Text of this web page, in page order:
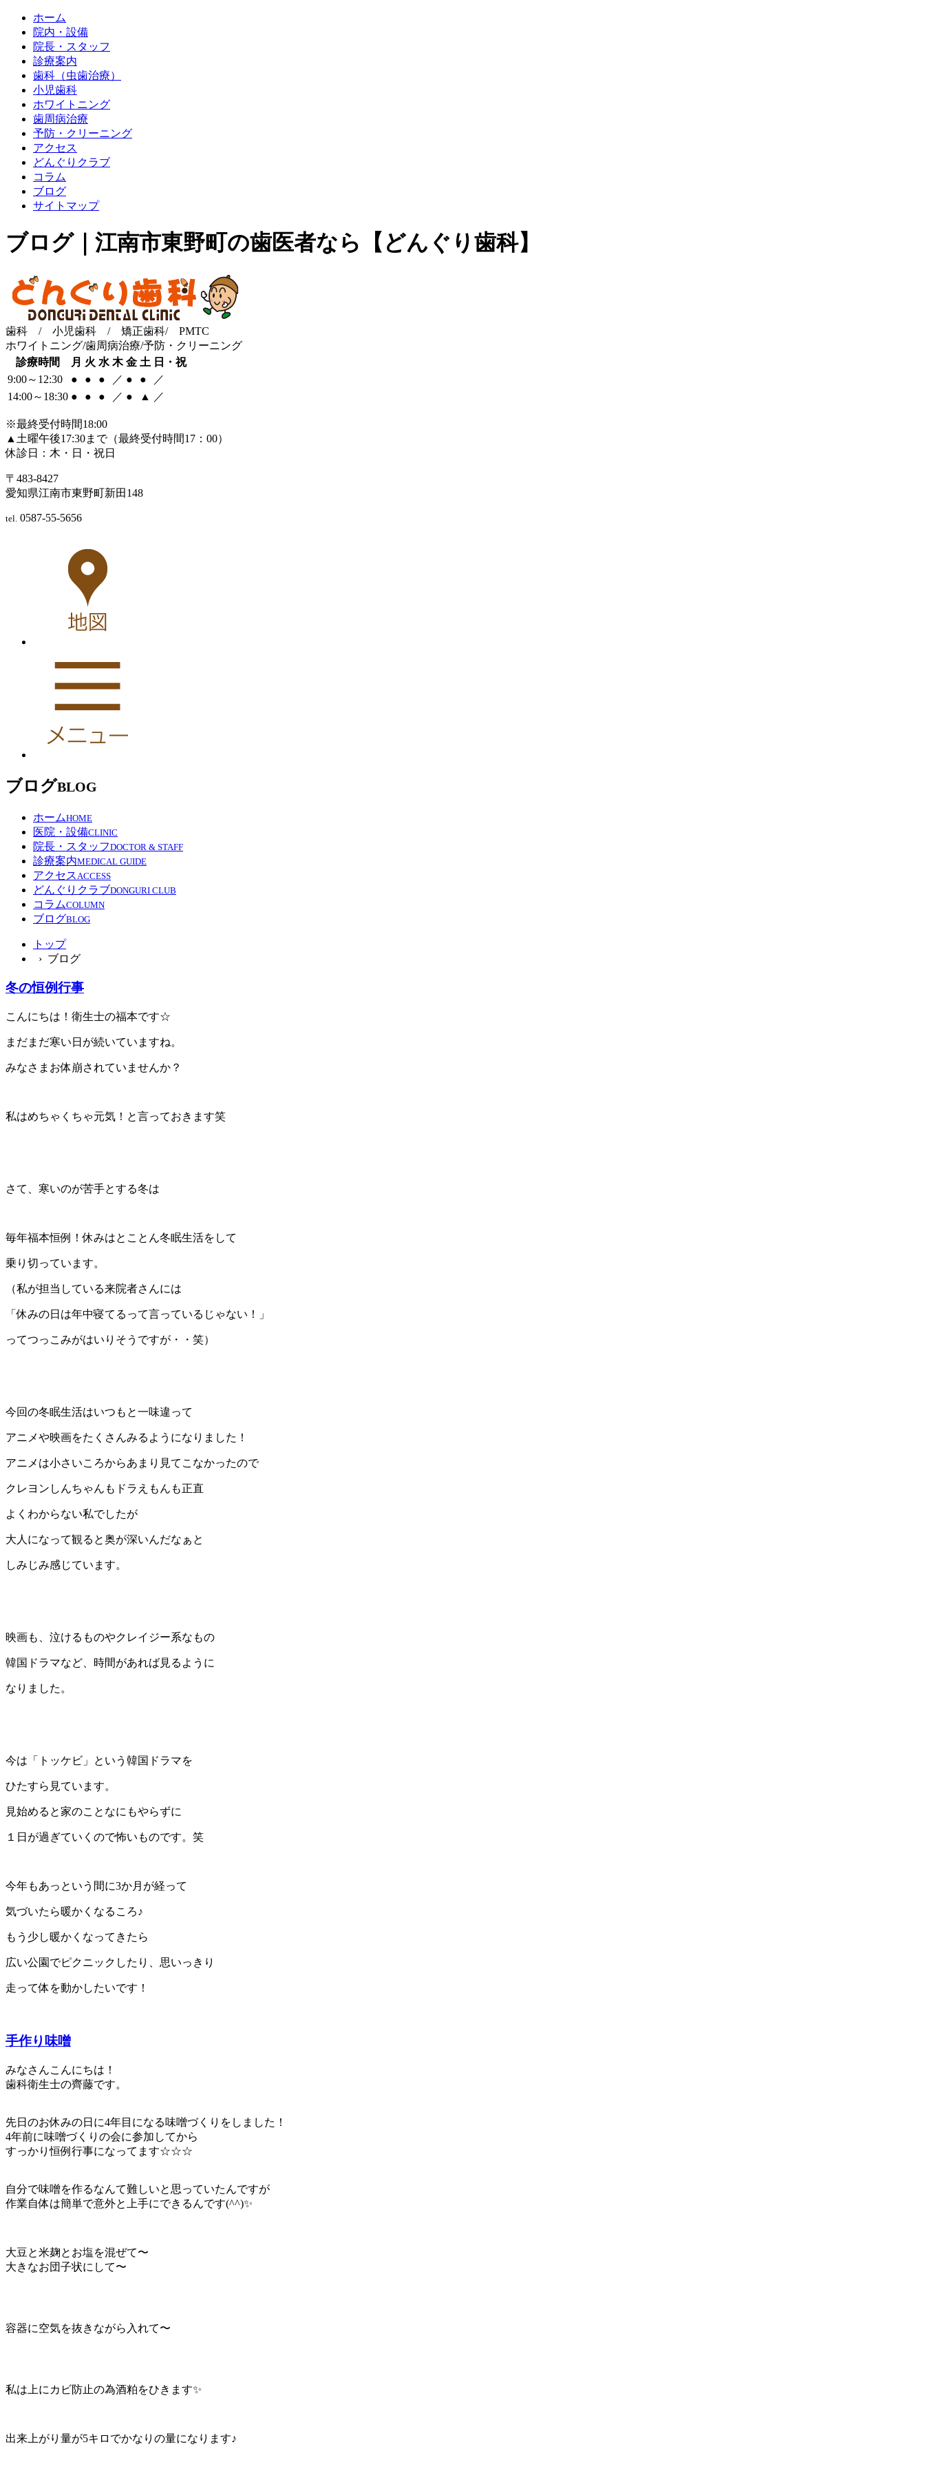
ホーム
院内・設備
院長・スタッフ
診療案内
歯科（虫歯治療）
小児歯科
ホワイトニング
歯周病治療
予防・クリーニング
アクセス
どんぐりクラブ
コラム
ブログ
サイトマップ
ブログ｜江南市東野町の歯医者なら【どんぐり歯科】
歯科 / 小児歯科 / 矯正歯科/ PMTC
ホワイトニング/歯周病治療/予防・クリーニング
診療時間
月 火 水 木 金 土 日・祝
9:00～12:30
● ● ● ／ ● ●
／
14:00～18:30 ● ● ● ／ ● ▲ ／
※最終受付時間18:00
▲土曜午後17:30まで（最終受付時間17：00）
休診日：木・日・祝日
〒483-8427
愛知県江南市東野町新田148
tel. 0587-55-5656
ブログBLOG
ホームHOME
医院・設備CLINIC
院長・スタッフDOCTOR & STAFF
診療案内MEDICAL GUIDE
アクセス ACCESS
どんぐりクラブDONGURI CLUB
コラムCOLUMN
ブログBLOG
トップ
› ブログ
冬の恒例行事
こんにちは！衛生士の福本です☆
まだまだ寒い日が続いていますね。
みなさまお体崩されていませんか？
私はめちゃくちゃ元気！と言っておきます笑
さて、寒いのが苦手とする冬は
毎年福本恒例！休みはとことん冬眠生活をして
乗り切っています。
（私が担当している来院者さんには
「休みの日は年中寝てるって言っているじゃない！」
ってつっこみがはいりそうですが・・笑）
今回の冬眠生活はいつもと一味違って
アニメや映画をたくさんみるようになりました！
アニメは小さいころからあまり見てこなかったので
クレヨンしんちゃんもドラえもんも正直
よくわからない私でしたが
大人になって観ると奥が深いんだなぁと
しみじみ感じています。
映画も、泣けるものやクレイジー系なもの
韓国ドラマなど、時間があれば見るように
なりました。
今は「トッケビ」という韓国ドラマを
ひたすら見ています。
見始めると家のことなにもやらずに
１日が過ぎていくので怖いものです。笑
今年もあっという間に3か月が経って
気づいたら暖かくなるころ♪
もう少し暖かくなってきたら
広い公園でピクニックしたり、思いっきり
走って体を動かしたいです！
手作り味噌
みなさんこんにちは！
歯科衛生士の齊藤です。
先日のお休みの日に4年目になる味噌づくりをしました！
4年前に味噌づくりの会に参加してから
すっかり恒例行事になってます☆☆☆
自分で味噌を作るなんて難しいと思っていたんですが
作業自体は簡単で意外と上手にできるんです(^^)✨
大豆と米麹とお塩を混ぜて〜
大きなお団子状にして〜
容器に空気を抜きながら入れて〜
私は上にカビ防止の為酒粕をひきます✨
出来上がり量が5キロでかなりの量になります♪